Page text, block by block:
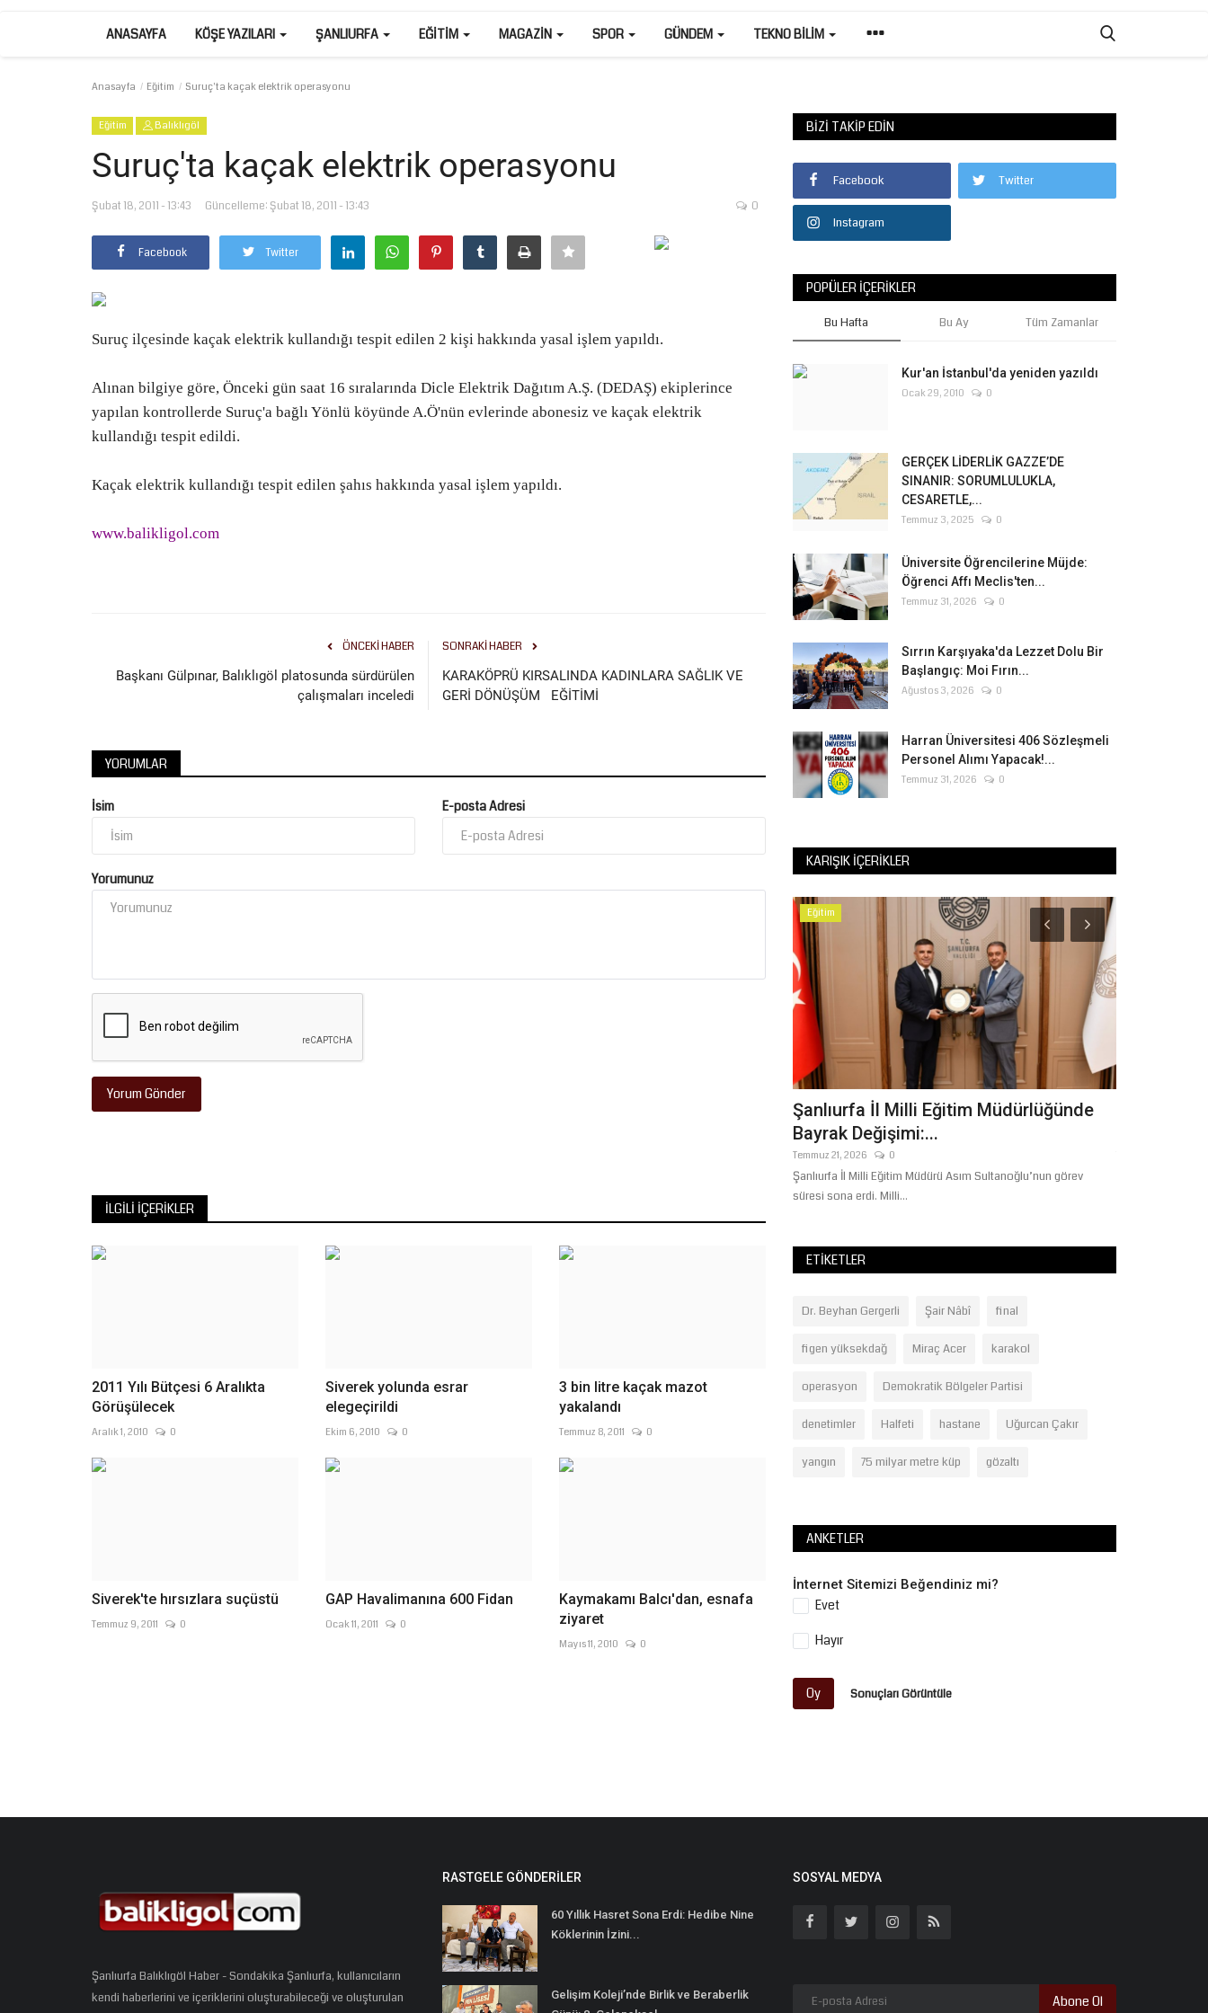
ANASAYFA KÖŞE YAZILARI ŞANLIURFA EĞITIM MAGAZIN SPOR GÜNDEM TEKNO BILIM
Anasayfa Eğitim Suruç'ta kaçak elektrik operasyonu
Eğitim Balıklıgöl
Suruç'ta kaçak elektrik operasyonu
Şubat 18, 2011 - 13:43 Güncelleme: Şubat 18, 2011 - 13:43 0
Facebook Twitter
Suruç ilçesinde kaçak elektrik kullandığı tespit edilen 2 kişi hakkında yasal işlem yapıldı.
Alınan bilgiye göre, Önceki gün saat 16 sıralarında Dicle Elektrik Dağıtım A.Ş. (DEDAŞ) ekiplerince
yapılan kontrollerde Suruç'a bağlı Yönlü köyünde A.Ö'nün evlerinde abonesiz ve kaçak elektrik
kullandığı tespit edildi.
Kaçak elektrik kullandığı tespit edilen şahıs hakkında yasal işlem yapıldı.
www.balikligol.com
ÖNCEKI HABER
Başkanı Gülpınar, Balıklıgöl platosunda sürdürülen
çalışmaları inceledi
SONRAKI HABER
KARAKÖPRÜ KIRSALINDA KADINLARA SAĞLIK VE
GERİ DÖNÜŞÜM EĞİTİMİ
YORUMLAR
İsim E-posta Adresi
Yorumunuz
Yorum Gönder
İLGILI İÇERIKLER
2011 Yılı Bütçesi 6 Aralıkta
Görüşülecek
Aralık 1, 2010 0
Siverek yolunda esrar
elegeçirildi
Ekim 6, 2010 0
3 bin litre kaçak mazot
yakalandı
Temmuz 8, 2011 0
Siverek'te hırsızlara suçüstü
Temmuz 9, 2011 0
GAP Havalimanına 600 Fidan
Ocak 11, 2011 0
Kaymakamı Balcı'dan, esnafa
ziyaret
Mayıs 11, 2010 0
BIZI TAKIP EDIN
Facebook Twitter
Instagram
POPÜLER İÇERIKLER
Bu Hafta Bu Ay Tüm Zamanlar
Kur'an İstanbul'da yeniden yazıldı
Ocak 29, 2010 0
GERÇEK LİDERLİK GAZZE’DE
SINANIR: SORUMLULUKLA,
CESARETLE,...
Temmuz 3, 2025 0
Üniversite Öğrencilerine Müjde:
Öğrenci Affı Meclis'ten...
Temmuz 31, 2026 0
Sırrın Karşıyaka'da Lezzet Dolu Bir
Başlangıç: Moi Fırın...
Ağustos 3, 2026 0
Harran Üniversitesi 406 Sözleşmeli
Personel Alımı Yapacak!...
Temmuz 31, 2026 0
KARIŞIK İÇERIKLER
Köşe Yazıları
Şeyh Hikmet Aydın ve Nurani Silsile
Eğitim
Şanlıurfa İl Milli Eğitim Müdürlüğünde
Bayrak Değişimi:...
Temmuz 21, 2026 0
Şanlıurfa İl Milli Eğitim Müdürü Asım Sultanoğlu’nun görev
süresi sona erdi. Milli...
ETIKETLER
Dr. Beyhan Gergerli Şair Nâbî final
figen yüksekdağ Miraç Acer karakol
operasyon Demokratik Bölgeler Partisi
denetimler Halfeti hastane Uğurcan Çakır
yangın 75 milyar metre küp gözaltı
ANKETLER
İnternet Sitemizi Beğendiniz mi?
Evet
Hayır
Oy Sonuçları Görüntüle
Şanlıurfa Balıklıgöl Haber - Sondakika Şanlıurfa, kullanıcıların
kendi haberlerini ve içeriklerini oluşturabileceği ve oluşturulan
RASTGELE GÖNDERILER
60 Yıllık Hasret Sona Erdi: Hedibe Nine
Köklerinin İzini...
Gelişim Koleji’nde Birlik ve Beraberlik
SOSYAL MEDYA
Abone Ol